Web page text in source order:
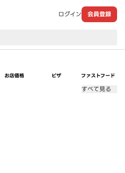
ログイン 会員登録
お店価格 ピザ ファストフード
すべて見る